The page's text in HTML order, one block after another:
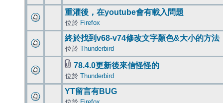
重灌後，在youtube會有載入問題
位於 Firefox
終於找到v68-v74修改文字顏色&大小的方法
位於 Thunderbird
78.4.0更新後來信怪怪的
位於 Thunderbird
YT留言有BUG